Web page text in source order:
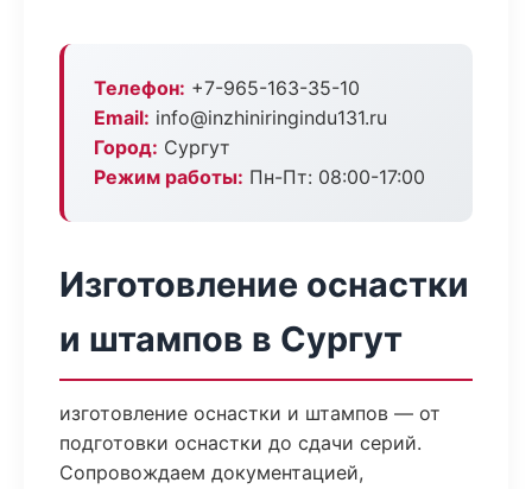
Телефон: +7-965-163-35-10
Email: info@inzhiniringindu131.ru
Город: Сургут
Режим работы: Пн-Пт: 08:00-17:00
Изготовление оснастки
и штампов в Сургут
изготовление оснастки и штампов — от
подготовки оснастки до сдачи серий.
Сопровождаем документацией,